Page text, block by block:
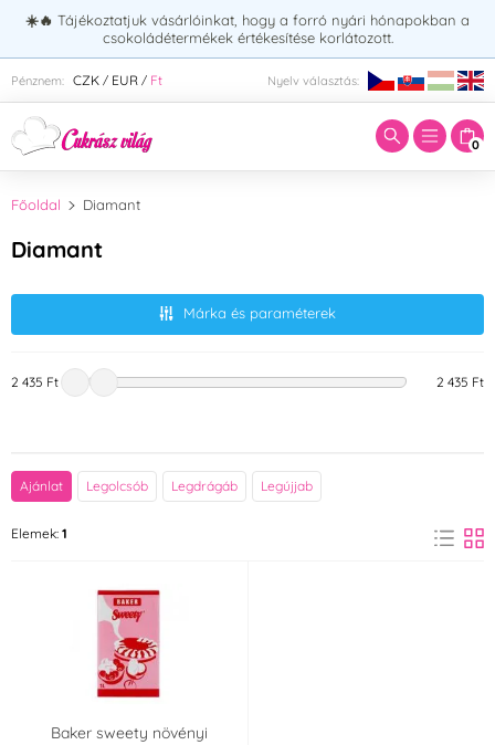
☀️🔥 Tájékoztatjuk vásárlóinkat, hogy a forró nyári hónapokban a
csokoládétermékek értékesítése korlátozott.
Pénznem: CZK / EUR / Ft Nyelv választás:
0
Adja meg a keresett kifejezést:
Főoldal Diamant
Diamant
Márka és paraméterek
2 435 Ft 2 435 Ft
Ajánlat Legolcsób Legdrágáb Legújjab
Elemek: 1
Baker sweety növényi